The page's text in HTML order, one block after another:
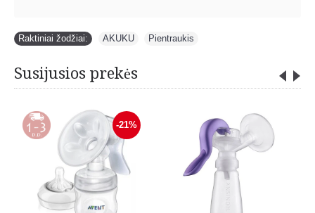
Raktiniai žodžiai: AKUKU Pientraukis
Susijusios prekės
-21%